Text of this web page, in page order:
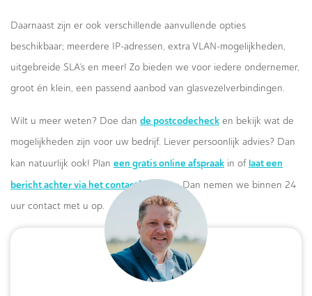
Daarnaast zijn er ook verschillende aanvullende opties
beschikbaar; meerdere IP-adressen, extra VLAN-mogelijkheden,
uitgebreide SLA’s en meer! Zo bieden we voor iedere ondernemer,
groot én klein, een passend aanbod van glasvezelverbindingen.
Wilt u meer weten? Doe dan de postcodecheck en bekijk wat de
mogelijkheden zijn voor uw bedrijf. Liever persoonlijk advies? Dan
kan natuurlijk ook! Plan een gratis online afspraak in of laat een
bericht achter via het contactformulier.Dan nemen we binnen 24
uur contact met u op.